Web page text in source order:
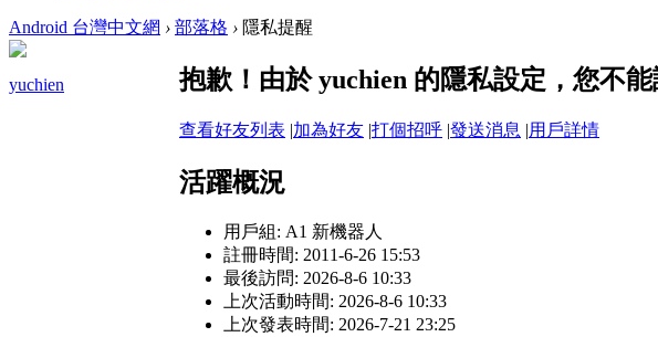
Android 台灣中文網 › 部落格 › 隱私提醒
yuchien 抱歉！由於 yuchien 的隱私設定，您不
查看好友列表 |加為好友 |打個招呼 |發送消息 |用戶詳情
活躍概況
用戶組: A1 新機器人
註冊時間: 2011-6-26 15:53
最後訪問: 2026-8-6 10:33
上次活動時間: 2026-8-6 10:33
上次發表時間: 2026-7-21 23:25